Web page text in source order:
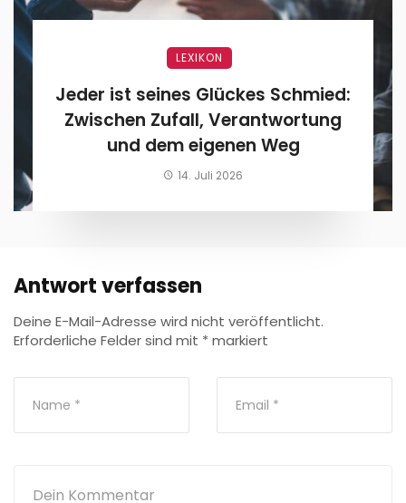
LEXIKON
Jeder ist seines Glückes Schmied:
Zwischen Zufall, Verantwortung
und dem eigenen Weg
14. Juli 2026
Antwort verfassen
Deine E-Mail-Adresse wird nicht veröffentlicht.
Erforderliche Felder sind mit * markiert